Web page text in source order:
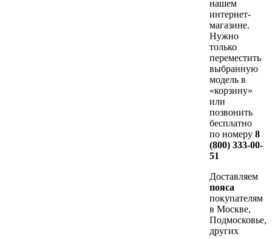
нашем
интернет-
магазине.
Нужно
только
переместить
выбранную
модель в
«корзину»
или
позвонить
бесплатно
по номеру 8
(800) 333-00-
51
Доставляем
пояса
покупателям
в Москве,
Подмосковье,
других